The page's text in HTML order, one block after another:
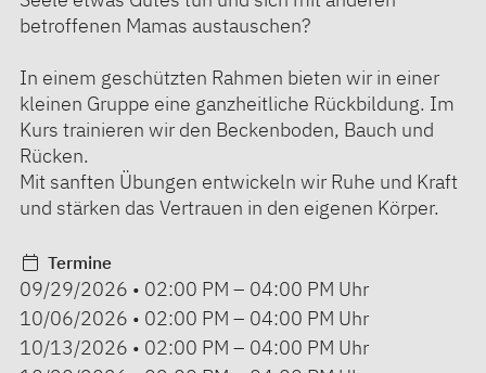
betroffenen Mamas austauschen?
In einem geschützten Rahmen bieten wir in einer
kleinen Gruppe eine ganzheitliche Rückbildung. Im
Kurs trainieren wir den Beckenboden, Bauch und
Rücken.
Mit sanften Übungen entwickeln wir Ruhe und Kraft
und stärken das Vertrauen in den eigenen Körper.
Termine
09/29/2026 • 02:00 PM – 04:00 PM Uhr
10/06/2026 • 02:00 PM – 04:00 PM Uhr
10/13/2026 • 02:00 PM – 04:00 PM Uhr